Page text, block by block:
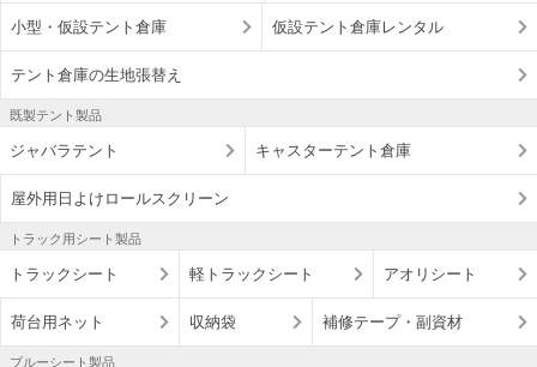
小型・仮設テント倉庫 仮設テント倉庫レンタル
テント倉庫の生地張替え
既製テント製品
ジャバラテント キャスターテント倉庫
屋外用日よけロールスクリーン
トラック用シート製品
トラックシート 軽トラックシート アオリシート
荷台用ネット 収納袋 補修テープ・副資材
ブルーシート製品